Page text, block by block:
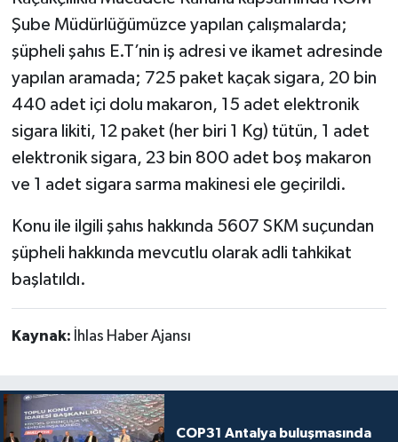
Şube Müdürlüğümüzce yapılan çalışmalarda;
şüpheli şahıs E.T’nin iş adresi ve ikamet adresinde
yapılan aramada; 725 paket kaçak sigara, 20 bin
440 adet içi dolu makaron, 15 adet elektronik
sigara likiti, 12 paket (her biri 1 Kg) tütün, 1 adet
elektronik sigara, 23 bin 800 adet boş makaron
ve 1 adet sigara sarma makinesi ele geçirildi.
Konu ile ilgili şahıs hakkında 5607 SKM suçundan
şüpheli hakkında mevcutlu olarak adli tahkikat
başlatıldı.
Kaynak: İhlas Haber Ajansı
COP31 Antalya buluşmasında